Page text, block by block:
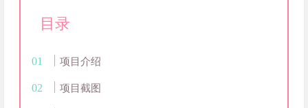
目录
项目介绍
项目截图